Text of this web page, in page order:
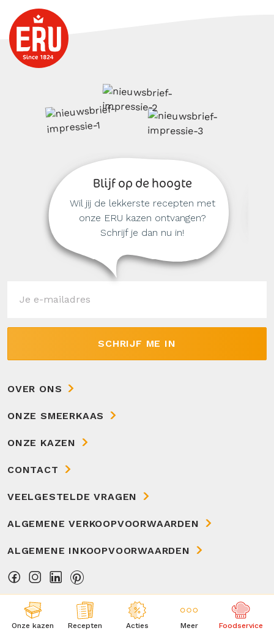
Onze kazen Recepten Acties Meer Foodservice
OVER ONS
ONZE SMEERKAAS
ONZE KAZEN
CONTACT
VEELGESTELDE VRAGEN
ALGEMENE VERKOOPVOORWAARDEN
ALGEMENE INKOOPVOORWAARDEN
Blijf op de hoogte
Wil jij de lekkerste recepten met
onze ERU kazen ontvangen?
Schrijf je dan nu in!
SCHRIJF ME IN